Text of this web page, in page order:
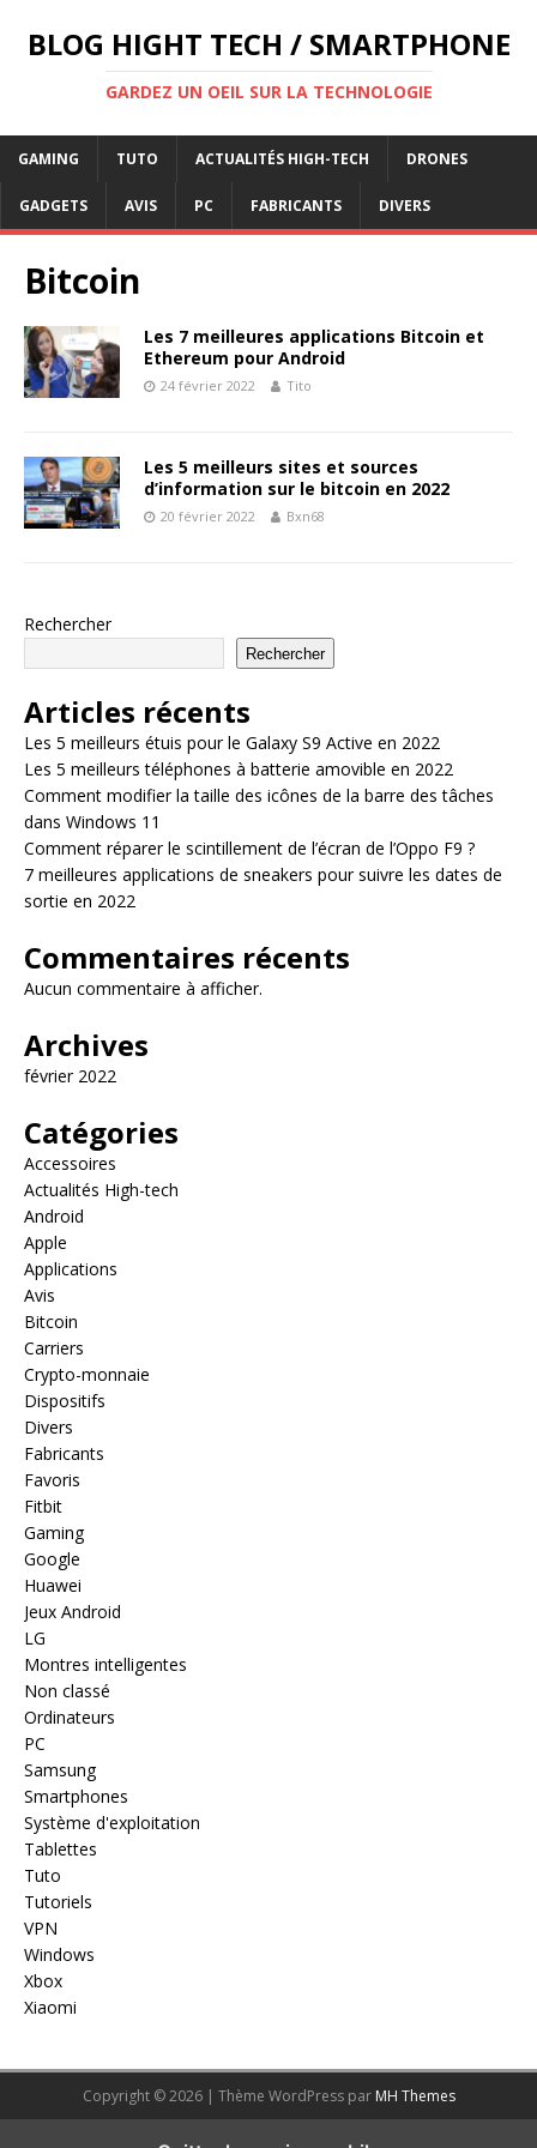
BLOG HIGHT TECH / SMARTPHONE
GARDEZ UN OEIL SUR LA TECHNOLOGIE
GAMING TUTO ACTUALITÉS HIGH-TECH DRONES
GADGETS AVIS PC FABRICANTS DIVERS
Bitcoin
Les 7 meilleures applications Bitcoin et
Ethereum pour Android
24 février 2022 Tito
Les 5 meilleurs sites et sources
d’information sur le bitcoin en 2022
20 février 2022 Bxn68
Rechercher
Rechercher
Articles récents
Les 5 meilleurs étuis pour le Galaxy S9 Active en 2022
Les 5 meilleurs téléphones à batterie amovible en 2022
Comment modifier la taille des icônes de la barre des tâches
dans Windows 11
Comment réparer le scintillement de l’écran de l’Oppo F9 ?
7 meilleures applications de sneakers pour suivre les dates de
sortie en 2022
Commentaires récents
Aucun commentaire à afficher.
Archives
février 2022
Catégories
Accessoires
Actualités High-tech
Android
Apple
Applications
Avis
Bitcoin
Carriers
Crypto-monnaie
Dispositifs
Divers
Fabricants
Favoris
Fitbit
Gaming
Google
Huawei
Jeux Android
LG
Montres intelligentes
Non classé
Ordinateurs
PC
Samsung
Smartphones
Système d'exploitation
Tablettes
Tuto
Tutoriels
VPN
Windows
Xbox
Xiaomi
Copyright © 2026 | Thème WordPress par MH Themes